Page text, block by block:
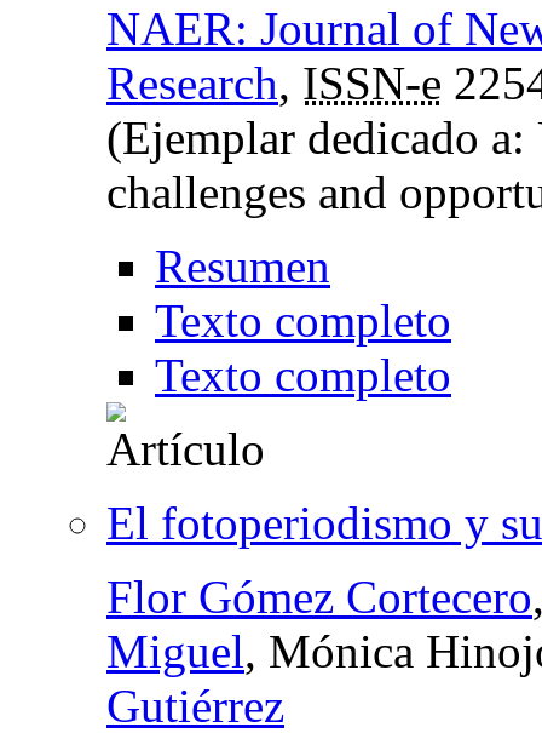
NAER: Journal of
Research, ISSN-e
(Ejemplar dedicado
challenges and
Resumen
Texto completo
Texto completo
El fotoperiodismo y
Flor Gómez Cortecero
Miguel, Mónica
Gutiérrez